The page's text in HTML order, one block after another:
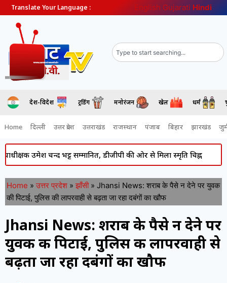
Translate Your Language : English Gujarati Hindi
देश-विदेश ट्रेंडिंग मनोरंजन खेल धर्म
Home दिल्ली उत्तर प्रदेश उत्तराखंड राजस्थान पंजाब बिहार झारखंड
चन्द भट्ट सम्मानित, डीजीपी की ओर से मिला स्मृति चिह्न Atiq
Home » उत्तर प्रदेश » झाँसी » Jhansi News: शराब के पैसे न देने पर युवक
की पिटाई, पुलिस की लापरवाही से बढ़ता जा रहा दबंगों का खौफ
Jhansi News: शराब के पैसे न देने पर
युवक की पिटाई, पुलिस की लापरवाही से
बढ़ता जा रहा दबंगों का खौफ